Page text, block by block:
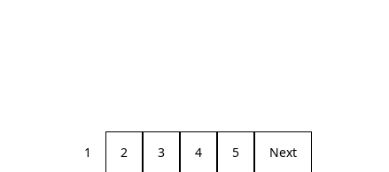
1 2 3 4 5 Next